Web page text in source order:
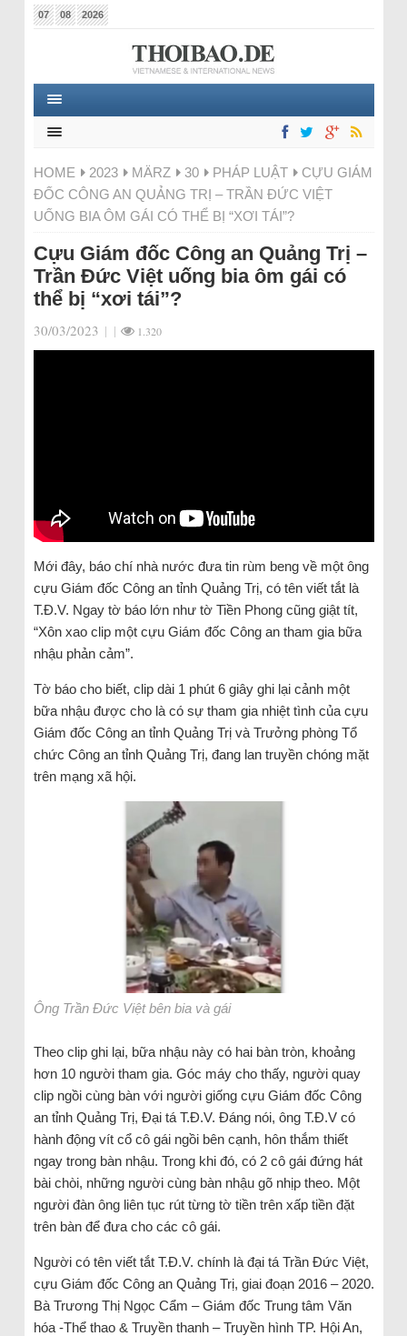
07 08 2026
HOME 2023 MÄRZ 30 PHÁP LUẬT
CỰU GIÁM
ĐỐC CÔNG AN QUẢNG TRỊ – TRẦN ĐỨC VIỆT
UỐNG BIA ÔM GÁI CÓ THỂ BỊ “XƠI TÁI”?
Cựu Giám đốc Công an Quảng Trị –
Trần Đức Việt uống bia ôm gái có
thể bị “xơi tái”?
30/03/2023 | | 1.320
Mới đây, báo chí nhà nước đưa tin rùm beng về một ông
cựu Giám đốc Công an tỉnh Quảng Trị, có tên viết tắt là
T.Đ.V. Ngay tờ báo lớn như tờ Tiền Phong cũng giật tít,
“Xôn xao clip một cựu Giám đốc Công an tham gia bữa
nhậu phản cảm”.
Tờ báo cho biết, clip dài 1 phút 6 giây ghi lại cảnh một
bữa nhậu được cho là có sự tham gia nhiệt tình của cựu
Giám đốc Công an tỉnh Quảng Trị và Trưởng phòng Tổ
chức Công an tỉnh Quảng Trị, đang lan truyền chóng mặt
trên mạng xã hội.
Ông Trần Đức Việt bên bia và gái
Theo clip ghi lại, bữa nhậu này có hai bàn tròn, khoảng
hơn 10 người tham gia. Góc máy cho thấy, người quay
clip ngồi cùng bàn với người giống cựu Giám đốc Công
an tỉnh Quảng Trị, Đại tá T.Đ.V. Đáng nói, ông T.Đ.V có
hành động vít cổ cô gái ngồi bên cạnh, hôn thắm thiết
ngay trong bàn nhậu. Trong khi đó, có 2 cô gái đứng hát
bài chòi, những người cùng bàn nhậu gõ nhịp theo. Một
người đàn ông liên tục rút từng tờ tiền trên xấp tiền đặt
trên bàn để đưa cho các cô gái.
Người có tên viết tắt T.Đ.V. chính là đại tá Trần Đức Việt,
cựu Giám đốc Công an Quảng Trị, giai đoạn 2016 – 2020.
Bà Trương Thị Ngọc Cẩm – Giám đốc Trung tâm Văn
hóa -Thể thao & Truyền thanh – Truyền hình TP. Hội An,